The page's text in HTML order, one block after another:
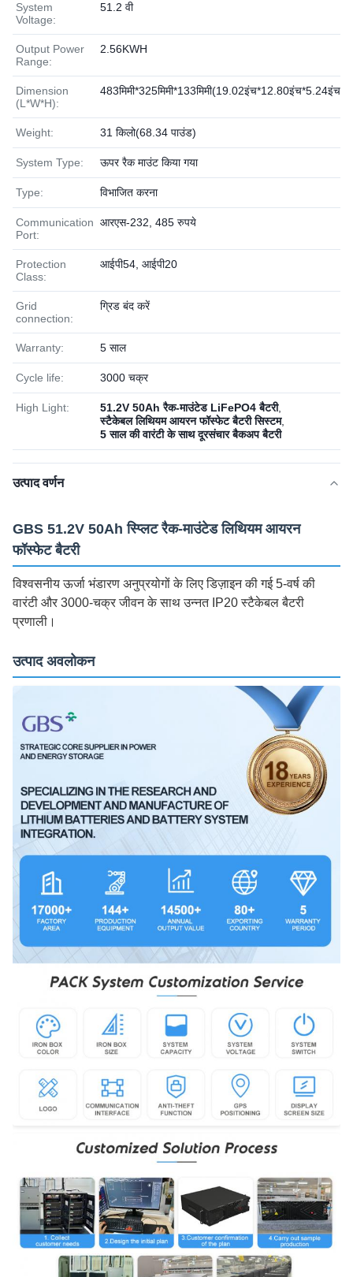
System
Voltage:
51.2 वी
Output Power
Range:
2.56KWH
Dimension
(L*W*H):
483मिमी*325मिमी*133मिमी(19.02इंच*12.80इंच*5.24इंच)
Weight: 31 किलो(68.34 पाउंड)
System Type: ऊपर रैक माउंट किया गया
Type: विभाजित करना
Communication
Port:
आरएस-232, 485 रुपये
Protection
Class:
आईपी54, आईपी20
Grid
connection:
ग्रिड बंद करें
Warranty: 5 साल
Cycle life: 3000 चक्र
High Light: 51.2V 50Ah रैक-माउंटेड LiFePO4 बैटरी,
स्टैकेबल लिथियम आयरन फॉस्फेट बैटरी सिस्टम,
5 साल की वारंटी के साथ दूरसंचार बैकअप बैटरी
उत्पाद वर्णन
GBS 51.2V 50Ah स्प्लिट रैक-माउंटेड लिथियम आयरन
फॉस्फेट बैटरी
विश्वसनीय ऊर्जा भंडारण अनुप्रयोगों के लिए डिज़ाइन की गई 5-वर्ष की
वारंटी और 3000-चक्र जीवन के साथ उन्नत IP20 स्टैकेबल बैटरी
प्रणाली।
उत्पाद अवलोकन